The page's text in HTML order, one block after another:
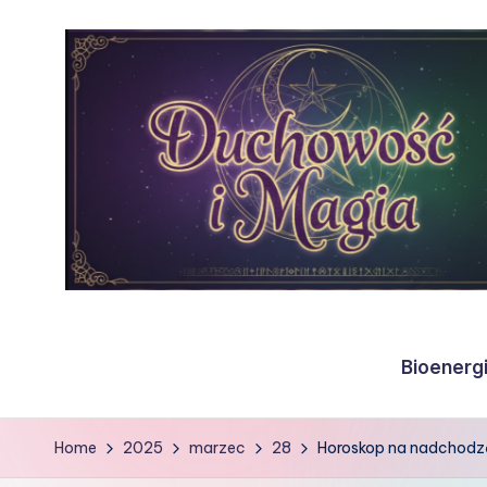
m
Home 2025 marzec 28 Horoskop na